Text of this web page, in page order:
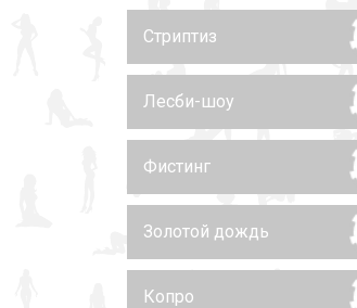
Стриптиз
Лесби-шоу
Фистинг
Золотой дождь
Копро